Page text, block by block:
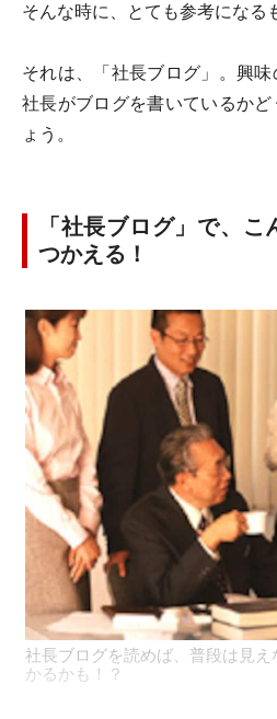
そんな時に、とても参考になる
それは、「社長ブログ」。興味
社長がブログを書いているか
ょう。
「社長ブログ」で、こ
つかえる！
社長ブログを読めば、普段は見
かるかも！？